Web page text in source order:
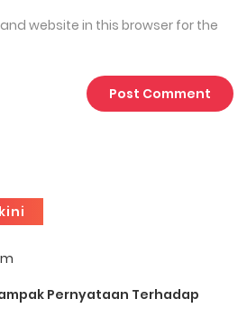
website in this browser for the
Pernyataan Terhadap